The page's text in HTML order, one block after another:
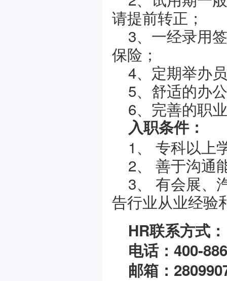
请提前转正；
3、一经录用
保险；
4、定期举办
5、舒适的办
6、完善的职
入职条件：
1、 专科以上
2、 善于沟通
3、 有会展、
告行业从业经验
HR联系方式：
电话：400-
邮箱：